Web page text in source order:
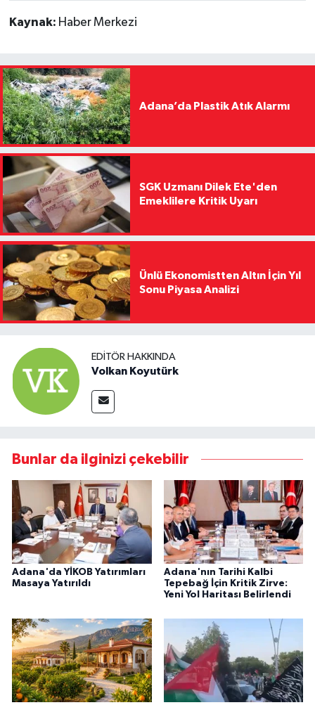
Kaynak: Haber Merkezi
Adana’da Plastik Atık Alarmı
SGK Uzmanı Dilek Ete'den
Emeklilere Kritik Uyarı
Ünlü Ekonomistten Altın İçin Yıl
Sonu Piyasa Analizi
EDITÖR HAKKINDA
Volkan Koyutürk
Bunlar da ilginizi çekebilir
Adana'da YİKOB Yatırımları
Masaya Yatırıldı
Adana'nın Tarihi Kalbi
Tepebağ İçin Kritik Zirve:
Yeni Yol Haritası Belirlendi